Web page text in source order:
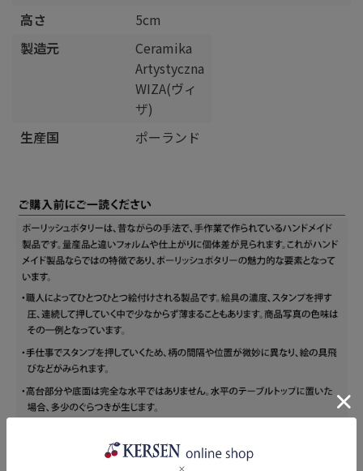
高さ
5cm
製造元
Ceramika
Artystyczna
WIZA(ヴィ
ザ)
生産国
ポーランド